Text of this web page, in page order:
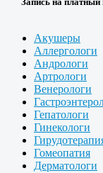
Акушеры
Аллергологи
Андрологи
Артрологи
Венерологи
Гепатологи
Гинекологи
Гомеопатия
Дерматологи